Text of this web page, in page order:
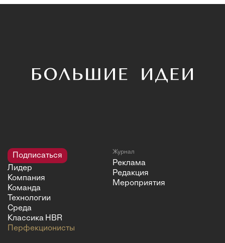
Подписаться
Лидер
Компания
Команда
Технологии
Среда
Классика HBR
Перфекционисты
Журнал
Реклама
Редакция
Мероприятия